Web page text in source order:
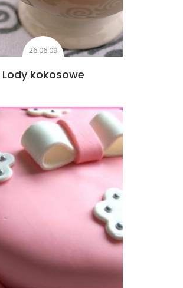
26.06.09
Lody kokosowe